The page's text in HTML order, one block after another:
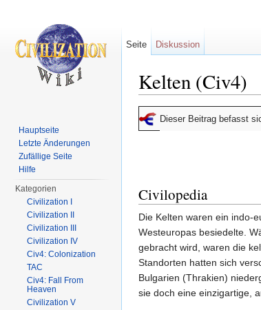
Kelten (Civ4)
Dieser Beitrag befasst
Civilopedia
Die Kelten waren ein indo-
Westeuropas besiedelte.
gebracht wird, waren die
Standorten hatten sich
Bulgarien (Thrakien)
sie doch eine einzigartige,
Seite Diskussion
Hauptseite
Letzte Änderungen
Zufällige Seite
Hilfe
Kategorien
Civilization I
Civilization II
Civilization III
Civilization IV
Civ4: Colonization
TAC
Civ4: Fall From
Heaven
Civilization V